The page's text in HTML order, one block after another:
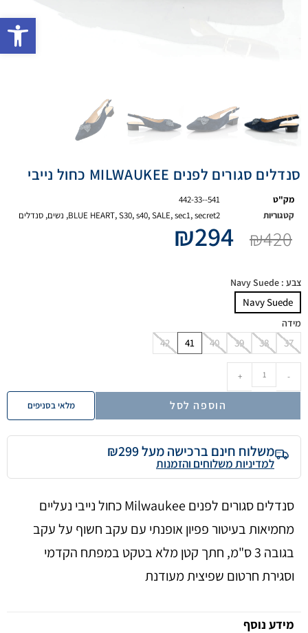
סנדלים סגורים לפנים MILWAUKEE כחול נייבי
מק"ט
442-33--541
קטגוריות
BLUE HEART,S30,s40,SALE,sec1,secret2
, נשים, סנדלים
₪420
₪294
צבע : Navy Suede
Navy Suede
מידה
37
38
39
40
41
42
-
+
הוספה לסל מלאי בסניפים
משלוח חינם ברכישה מעל ₪299
למדיניות משלוחים והזמנות
סנדלים סגורים לפנים Milwaukee כחול נייבי נעליים
מחמיאות בעיטור פפיון אופנתי עם עקב חשוף על עקב
בגובה 3 ס"מ, חתך קטן מלא בטקט במפתח הקדמי
וסגירת חרטום שפיצית מעודנת
מידע נוסף